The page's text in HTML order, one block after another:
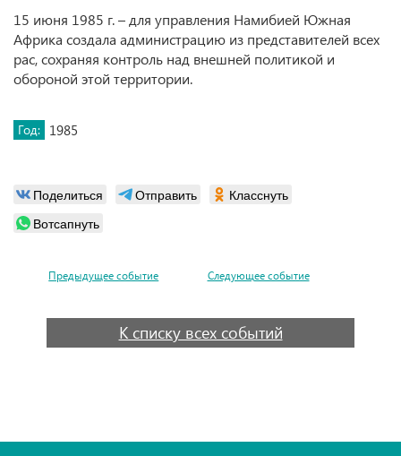
15 июня 1985 г. – для управления Намибией Южная
Африка создала администрацию из представителей всех
рас, сохраняя контроль над внешней политикой и
обороной этой территории.
Год: 1985
Поделиться Отправить
Класснуть
Вотсапнуть
Предыдущее событие Следующее событие
К списку всех событий